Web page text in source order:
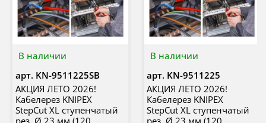
В наличии
арт. KN-9511225SB
АКЦИЯ ЛЕТО 2026!
Кабелерез KNIPEX
StepCut XL ступенчатый
В наличии
арт. KN-9511225
АКЦИЯ ЛЕТО 2026!
Кабелерез KNIPEX
StepCut XL ступенчатый